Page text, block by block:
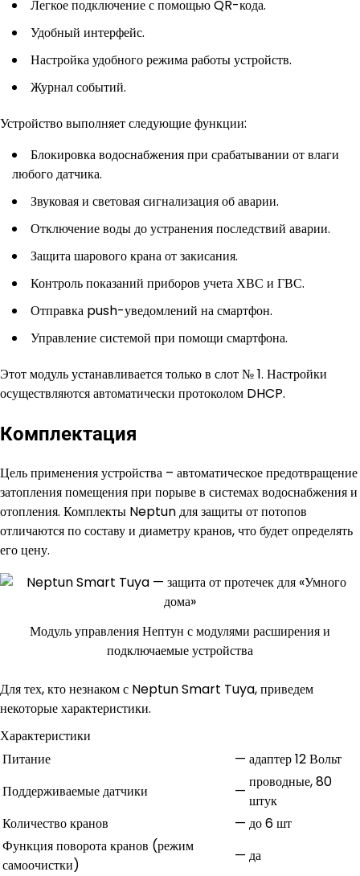
Легкое подключение с помощью QR-кода.
Удобный интерфейс.
Настройка удобного режима работы устройств.
Журнал событий.
Устройство выполняет следующие функции:
Блокировка водоснабжения при срабатывании от влаги
любого датчика.
Звуковая и световая сигнализация об аварии.
Отключение воды до устранения последствий аварии.
Защита шарового крана от закисания.
Контроль показаний приборов учета ХВС и ГВС.
Отправка push-уведомлений на смартфон.
Управление системой при помощи смартфона.
Этот модуль устанавливается только в слот № 1. Настройки
осуществляются автоматически протоколом DHCP.
Комплектация
Цель применения устройства – автоматическое предотвращение
затопления помещения при порыве в системах водоснабжения и
отопления. Комплекты Neptun для защиты от потопов
отличаются по составу и диаметру кранов, что будет определять
его цену.
Модуль управления Нептун с модулями расширения и
подключаемые устройства
Для тех, кто незнаком с Neptun Smart Tuya, приведем
некоторые характеристики.
Характеристики
Питание
— адаптер 12 Вольт
Поддерживаемые датчики
—
проводные, 80
штук
Количество кранов
— до 6 шт
Функция поворота кранов (режим
самоочистки)
— да